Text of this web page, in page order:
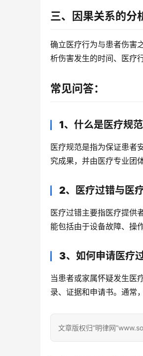
三、因果关系的分
确立医疗行为与患者伤害
析伤害发生的时间、医疗
常见问答：
1、什么是医疗规范
医疗规范是指为保证患者
究成果，并由医疗专业团
2、医疗过错与医
医疗过错主要指医疗提供
能包括由于设备故障、操
3、如何申请医疗
当患者或家属怀疑发生医
录、证据和申请书。通常
文章版权归“明律网